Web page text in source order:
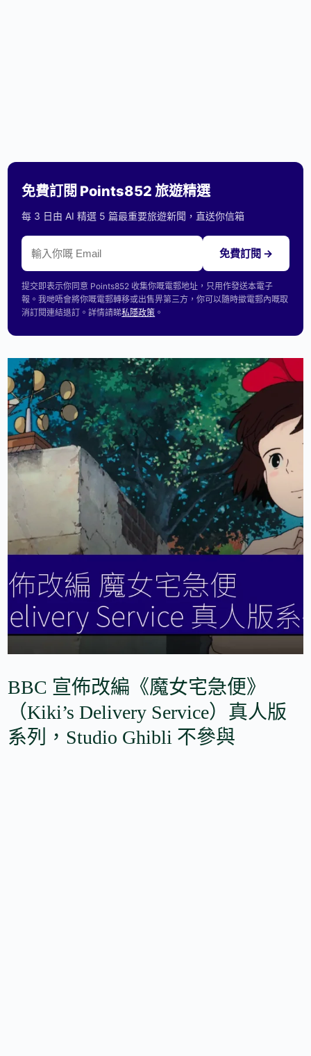
免費訂閱 Points852 旅遊精選
每 3 日由 AI 精選 5 篇最重要旅遊新聞，直送你信箱
免費訂閱 →
提交即表示你同意 Points852 收集你嘅電郵地址，只用作發送本電子
報。我哋唔會將你嘅電郵轉移或出售畀第三方，你可以隨時撳電郵內嘅取
消訂閱連結退訂。詳情請睇私隱政策 。
BBC 宣佈改編《魔女宅急便》
（Kiki’s Delivery Service）真人版
系列，Studio Ghibli 不參與